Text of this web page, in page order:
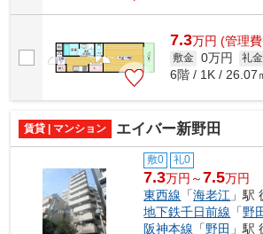
7.3万円 (管理
敷金 0万円 礼金
6階 / 1K / 26.07
賃貸 | マンション エイバー新野田
敷0 礼0
7.3万円～7.5万円
東西線 「海老江 」駅
地下鉄千日前線 「野
阪神本線 「野田 」駅